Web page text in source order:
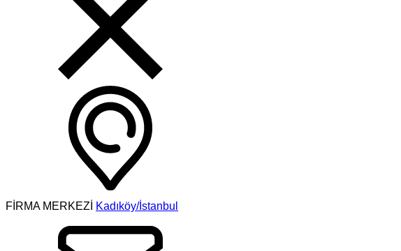
FİRMA MERKEZİ Kadıköy/İstanbul